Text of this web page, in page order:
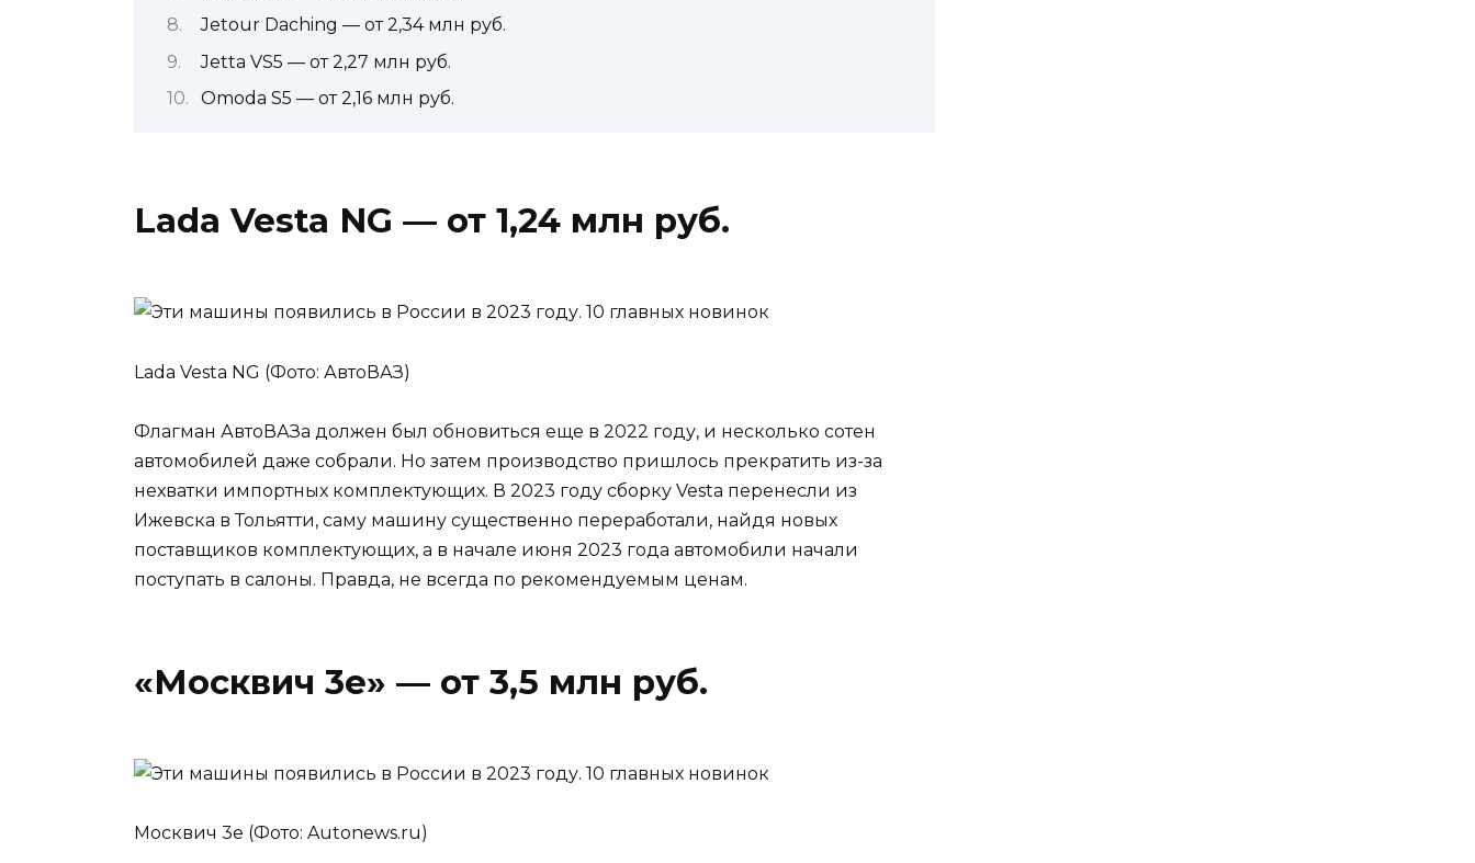
Jetour Daching — от 2,34 млн руб.
Jetta VS5 — от 2,27 млн руб.
Omoda S5 — от 2,16 млн руб.
Lada Vesta NG — от 1,24 млн руб.
Lada Vesta NG (Фото: АвтоВАЗ)
Флагман АвтоВАЗа должен был обновиться еще в 2022 году, и несколько сотен
автомобилей даже собрали. Но затем производство пришлось прекратить из-за
нехватки импортных комплектующих. В 2023 году сборку Vesta перенесли из
Ижевска в Тольятти, саму машину существенно переработали, найдя новых
поставщиков комплектующих, а в начале июня 2023 года автомобили начали
поступать в салоны. Правда, не всегда по рекомендуемым ценам.
«Москвич 3е» — от 3,5 млн руб.
Москвич 3е (Фото: Autonews.ru)